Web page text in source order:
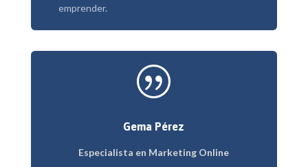
emprender.
|
Gema Pérez
Especialista en Marketing Online